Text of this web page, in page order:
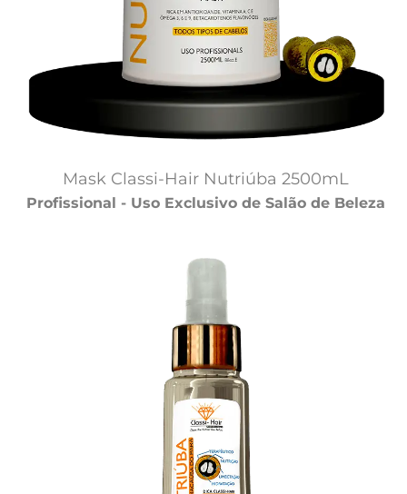
Mask Classi-Hair Nutriúba 2500mL
Profissional - Uso Exclusivo de Salão de Beleza